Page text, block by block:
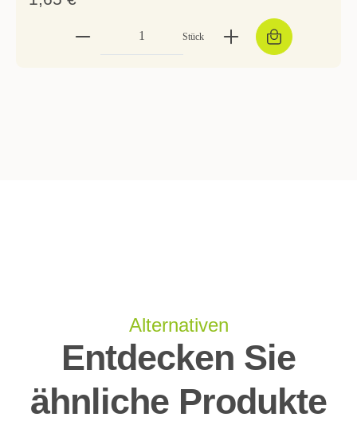
Stück
Alternativen
Entdecken Sie
ähnliche Produkte